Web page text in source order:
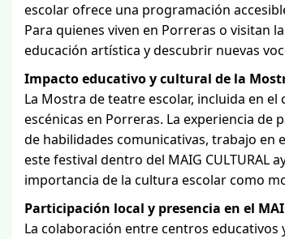
escolar ofrece una programación
Para quienes viven en Porreras o visitan
educación artística y descubrir nuevas
Impacto educativo y cultural de la
La Mostra de teatre escolar, incluida en
escénicas en Porreras. La experiencia
de habilidades comunicativas, trabajo en
este festival dentro del MAIG CULTURAL
importancia de la cultura escolar como
Participación local y presencia en el
La colaboración entre centros educativos